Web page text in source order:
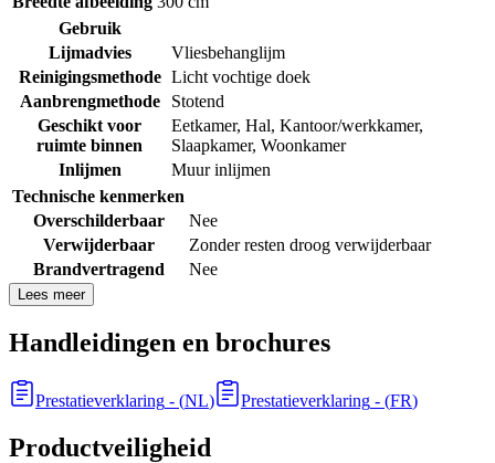
Gebruik
Lijmadvies
Vliesbehanglijm
Reinigingsmethode Licht vochtige doek
Aanbrengmethode
Stotend
Geschikt voor
ruimte binnen
Eetkamer, Hal, Kantoor/werkkamer,
Slaapkamer, Woonkamer
Inlijmen
Muur inlijmen
Technische kenmerken
Overschilderbaar
Nee
Verwijderbaar
Zonder resten droog verwijderbaar
Brandvertragend
Nee
Lees meer
Handleidingen en brochures
Prestatieverklaring - (NL) Prestatieverklaring - (FR)
Productveiligheid